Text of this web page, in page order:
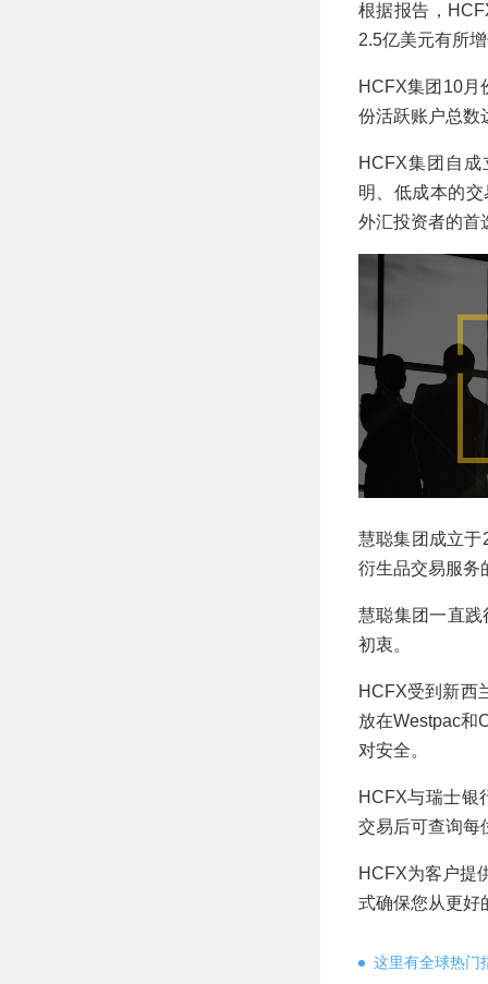
根据报告，
2.5亿美元有所
HCFX集团10月
份活跃账户总数
HCFX集团自
明、低成本的
外汇投资者的首
慧聪集团成立于
衍生品交易服务
慧聪集团一直
初衷。
HCFX受到新西
放在Westpac和
对安全。
HCFX与瑞士银
交易后可查询每
HCFX为客户提
式确保您从更好
这里有全球热门